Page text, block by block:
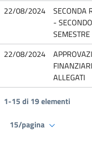
22/08/2024
SECONDA
-
22/08/2024
ALLEGATI
1-15 di 19 elementi
15/pagina